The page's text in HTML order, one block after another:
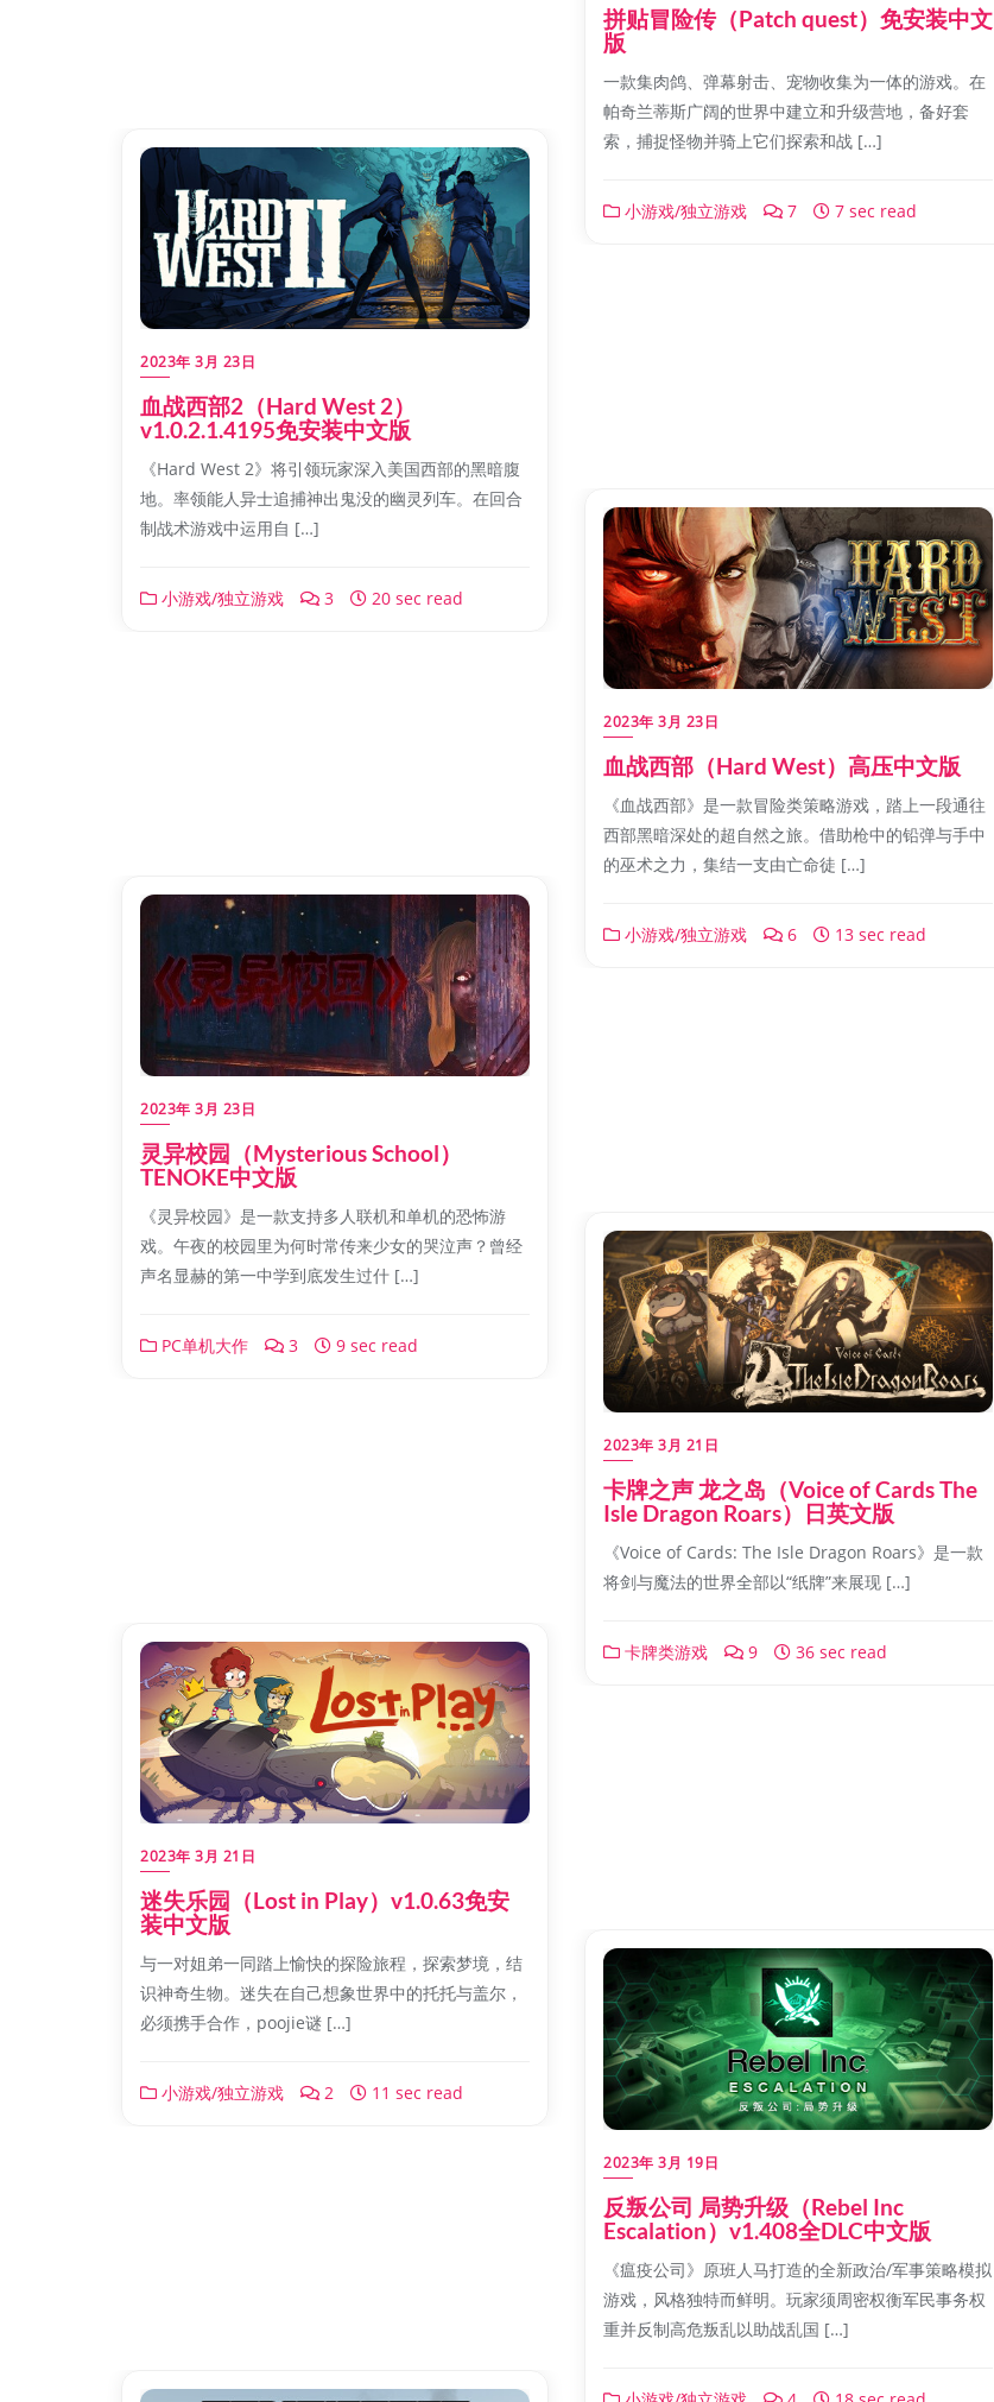
拼贴冒险传（Patch quest）免安装中文
版
一款集肉鸽、弹幕射击、宠物收集为一体的游戏。在
帕奇兰蒂斯广阔的世界中建立和升级营地，备好套
索，捕捉怪物并骑上它们探索和战 […]
小游戏/独立游戏 7 7 sec read
2023年 3月 23日
血战西部2（Hard West 2）
v1.0.2.1.4195免安装中文版
《Hard West 2》将引领玩家深入美国西部的黑暗腹
地。率领能人异士追捕神出鬼没的幽灵列车。在回合
制战术游戏中运用自 […]
小游戏/独立游戏 3 20 sec read
2023年 3月 23日
血战西部（Hard West）高压中文版
《血战西部》是一款冒险类策略游戏，踏上一段通往
西部黑暗深处的超自然之旅。借助枪中的铅弹与手中
的巫术之力，集结一支由亡命徒 […]
小游戏/独立游戏 6 13 sec read
2023年 3月 23日
灵异校园（Mysterious School）
TENOKE中文版
《灵异校园》是一款支持多人联机和单机的恐怖游
戏。午夜的校园里为何时常传来少女的哭泣声？曾经
声名显赫的第一中学到底发生过什 […]
PC单机大作 3 9 sec read
2023年 3月 21日
卡牌之声 龙之岛（Voice of Cards The
Isle Dragon Roars）日英文版
《Voice of Cards: The Isle Dragon Roars》是一款
将剑与魔法的世界全部以“纸牌”来展现 […]
卡牌类游戏 9 36 sec read
2023年 3月 21日
迷失乐园（Lost in Play）v1.0.63免安
装中文版
与一对姐弟一同踏上愉快的探险旅程，探索梦境，结
识神奇生物。迷失在自己想象世界中的托托与盖尔，
必须携手合作，poojie谜 […]
小游戏/独立游戏 2 11 sec read
2023年 3月 19日
反叛公司 局势升级（Rebel Inc
Escalation）v1.408全DLC中文版
《瘟疫公司》原班人马打造的全新政治/军事策略模拟
游戏，风格独特而鲜明。玩家须周密权衡军民事务权
重并反制高危叛乱以助战乱国 […]